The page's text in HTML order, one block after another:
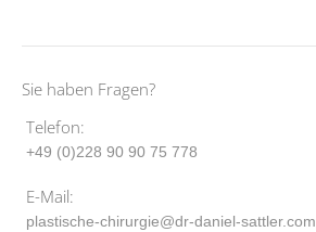
Sie haben Fragen?
Telefon:
+49 (0)228 90 90 75 778
E-Mail:
plastische-chirurgie@dr-daniel-sattler.com